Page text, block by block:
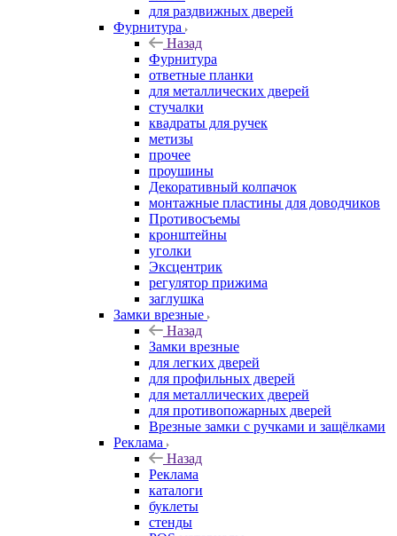
для раздвижных дверей
Фурнитура
Назад
Фурнитура
ответные планки
для металлических дверей
стучалки
квадраты для ручек
метизы
прочее
проушины
Декоративный колпачок
монтажные пластины для доводчиков
Противосъемы
кронштейны
уголки
Эксцентрик
регулятор прижима
заглушка
Замки врезные
Назад
Замки врезные
для легких дверей
для профильных дверей
для металлических дверей
для противопожарных дверей
Врезные замки с ручками и защёлками
Реклама
Назад
Реклама
каталоги
буклеты
стенды